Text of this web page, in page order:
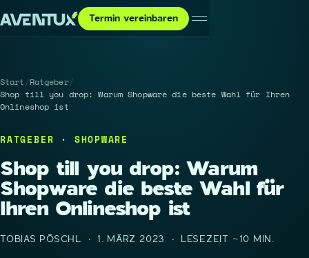
Termin vereinbaren
Start /Ratgeber/
Shop till you drop: Warum Shopware die beste Wahl für Ihren
Onlineshop ist
RATGEBER · SHOPWARE
Shop till you drop: Warum
Shopware die beste Wahl für
Ihren Onlineshop ist
TOBIAS PÖSCHL · 1. MÄRZ 2023 · LESEZEIT ~10 MIN.